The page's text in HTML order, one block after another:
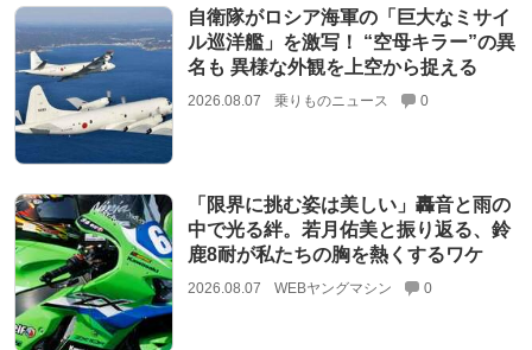
自衛隊がロシア海軍の「巨大なミサイ
ル巡洋艦」を激写！ “空母キラー”の異
名も 異様な外観を上空から捉える
2026.08.07 乗りものニュース 0
「限界に挑む姿は美しい」轟音と雨の
中で光る絆。若月佑美と振り返る、鈴
鹿8耐が私たちの胸を熱くするワケ
2026.08.07 WEBヤングマシン 0